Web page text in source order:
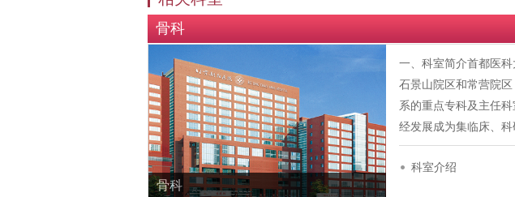
骨科
骨科
一、科室简介首都医
石景山院区和常营院
系的重点专科及主任
经发展成为集临床、
科室介绍